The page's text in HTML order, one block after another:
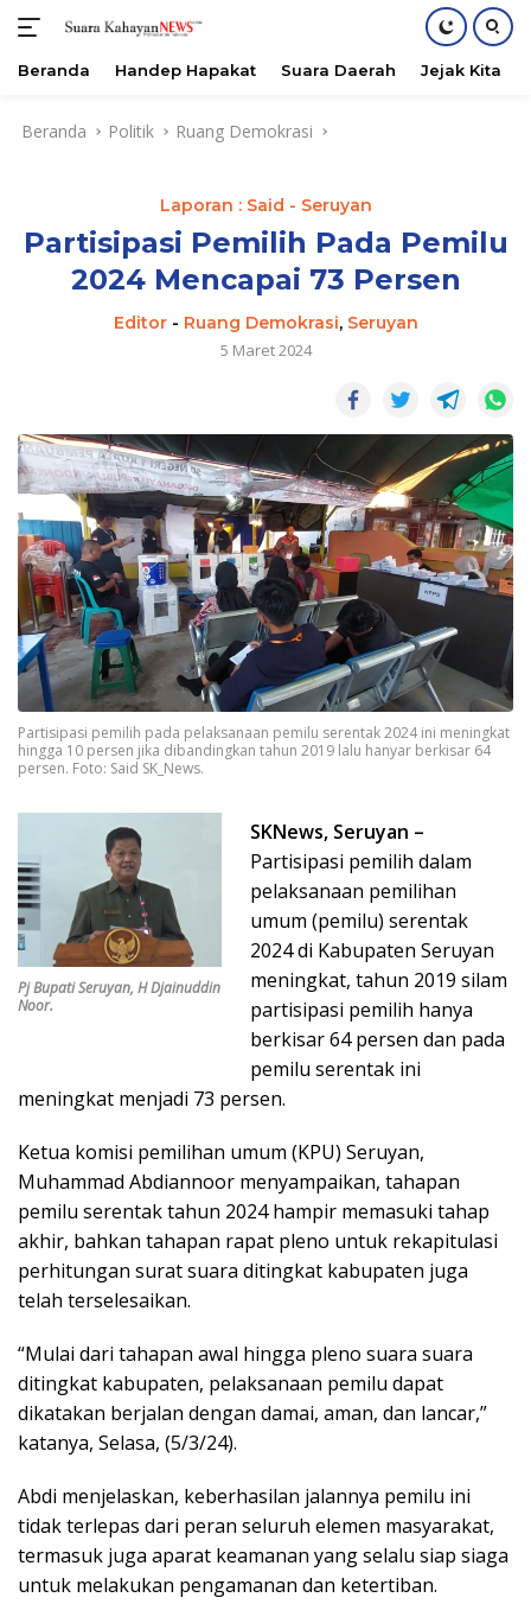
Beranda Handep Hapakat Suara Daerah Jejak Kita
Beranda Politik Ruang Demokrasi
Laporan : Said - Seruyan
Partisipasi Pemilih Pada Pemilu
2024 Mencapai 73 Persen
Editor- Ruang Demokrasi, Seruyan
5 Maret 2024
Partisipasi pemilih pada pelaksanaan pemilu serentak 2024 ini meningkat
hingga 10 persen jika dibandingkan tahun 2019 lalu hanyar berkisar 64
persen. Foto: Said SK_News.
Pj Bupati Seruyan, H Djainuddin
Noor.
SKNews, Seruyan –
Partisipasi pemilih dalam
pelaksanaan pemilihan
umum (pemilu) serentak
2024 di Kabupaten Seruyan
meningkat, tahun 2019 silam
partisipasi pemilih hanya
berkisar 64 persen dan pada
pemilu serentak ini
meningkat menjadi 73 persen.
Ketua komisi pemilihan umum (KPU) Seruyan,
Muhammad Abdiannoor menyampaikan, tahapan
pemilu serentak tahun 2024 hampir memasuki tahap
akhir, bahkan tahapan rapat pleno untuk rekapitulasi
perhitungan surat suara ditingkat kabupaten juga
telah terselesaikan.
“Mulai dari tahapan awal hingga pleno suara suara
ditingkat kabupaten, pelaksanaan pemilu dapat
dikatakan berjalan dengan damai, aman, dan lancar,”
katanya, Selasa, (5/3/24).
Abdi menjelaskan, keberhasilan jalannya pemilu ini
tidak terlepas dari peran seluruh elemen masyarakat,
termasuk juga aparat keamanan yang selalu siap siaga
untuk melakukan pengamanan dan ketertiban.